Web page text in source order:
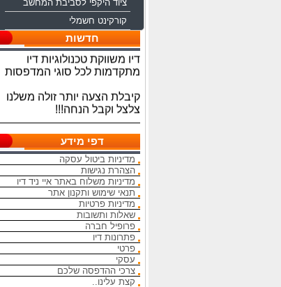
ציוד היקפי לסביבת המחשב
קורקינט חשמלי
חדשות
ברוכים הבאים לחברת איי ניד
דיו משווקת טכנולוגיות דיו
מתקדמות לכל סוגי המדפסות
צלצל וקבל הנחה!!!
מתחייבים להיות הכי זולים
בארץ בראשי הדיו והטונרים
התואמים, יש אפשרות
מהיום להיום
המחירים באתר אינם סופיים,יש
הנחה על קניה כמותית פרטים
במרכז ההזמנות
מאמינים אך ורק ביחס אישי
הוגן ובהקשבה
ללקוחות.בזכותכם הצלחתנו
בכל שאלה עניין והתלבטות אין
דפי מידע
מדיניות ביטול עסקה
הצהרת נגישות
מדיניות משלוח באתר איי ניד דיו
תנאי שימוש ותקנון אתר
מדיניות פרטיות
שאלות ותשובות
פרופיל חברה
פתרונות דיו
פרטי
עסקי
צרכי ההדפסה שלכם
קצת עלינו..